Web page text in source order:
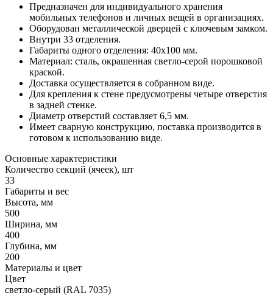
Предназначен для индивидуального хранения
мобильных телефонов и личных вещей в организациях.
Оборудован металлической дверцей с ключевым замком.
Внутри 33 отделения.
Габариты одного отделения: 40x100 мм.
Материал: сталь, окрашенная светло-серой порошковой
краской.
Доставка осуществляется в собранном виде.
Для крепления к стене предусмотрены четыре отверстия
в задней стенке.
Диаметр отверстий составляет 6,5 мм.
Имеет сварную конструкцию, поставка производится в
готовом к использованию виде.
Основные характеристики
Количество секций (ячеек), шт
33
Габариты и вес
Высота, мм
500
Ширина, мм
400
Глубина, мм
200
Материалы и цвет
Цвет
светло-серый (RAL 7035)